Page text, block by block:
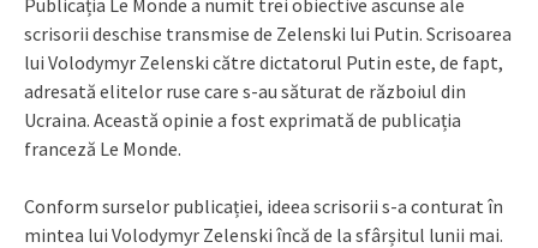
Publicația Le Monde a numit trei obiective ascunse ale
scrisorii deschise transmise de Zelenski lui Putin. Scrisoarea
lui Volodymyr Zelenski către dictatorul Putin este, de fapt,
adresată elitelor ruse care s-au săturat de războiul din
Ucraina. Această opinie a fost exprimată de publicația
franceză Le Monde.
Conform surselor publicației, ideea scrisorii s-a conturat în
mintea lui Volodymyr Zelenski încă de la sfârșitul lunii mai.